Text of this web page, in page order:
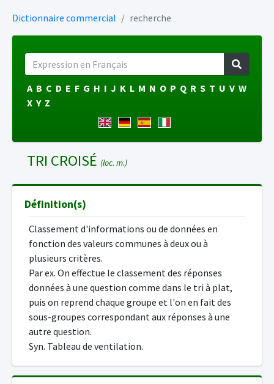
Dictionnaire commercial recherche
A B C D E F G H I J K L M N O P Q R S T U V W
X Y Z
TRI CROISÉ (loc. m.)
Définition(s)
Classement d'informations ou de données en
fonction des valeurs communes à deux ou à
plusieurs critères.
Par ex. On effectue le classement des réponses
données à une question comme dans le tri à plat,
puis on reprend chaque groupe et l'on en fait des
sous-groupes correspondant aux réponses à une
autre question.
Syn. Tableau de ventilation.